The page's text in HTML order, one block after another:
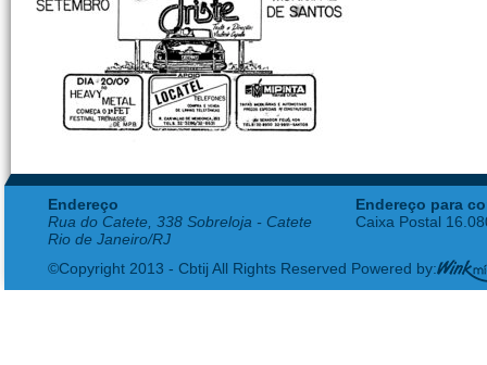
Endereço
Rua do Catete, 338 Sobreloja - Catete
Rio de Janeiro/RJ
Endereço para
Caixa Postal
©Copyright 2013 - Cbtij All Rights Reserved Powered by: